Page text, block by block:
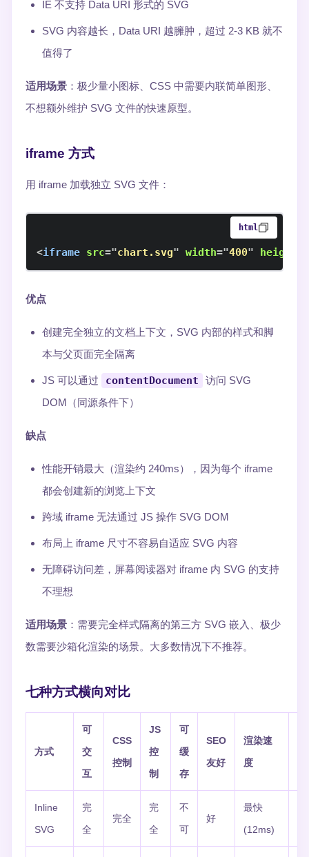
IE 不支持 Data URI 形式的 SVG
SVG 内容越长，Data URI 越臃肿，超过 2-3 KB 就不
值得了
适用场景 ：极少量小图标、CSS 中需要内联简单图形、
不想额外维护 SVG 文件的快速原型。
iframe 方式
用 iframe 加载独立 SVG 文件：
html
<iframe src="chart.svg" width="400" height
优点
创建完全独立的文档上下文，SVG 内部的样式和脚
本与父页面完全隔离
JS 可以通过 contentDocument
访问 SVG
DOM（同源条件下）
缺点
性能开销最大（渲染约 240ms），因为每个 iframe
都会创建新的浏览上下文
跨域 iframe 无法通过 JS 操作 SVG DOM
布局上 iframe 尺寸不容易自适应 SVG 内容
无障碍访问差，屏幕阅读器对 iframe 内 SVG 的支持
不理想
适用场景 ：需要完全样式隔离的第三方 SVG 嵌入、极少
数需要沙箱化渲染的场景。大多数情况下不推荐。
七种方式横向对比
方式
可
交
互
CSS
控制
JS
控
制
可
缓
存
SEO
友好
渲染速
度
Inline
SVG
完
全
完全
完
全
不
可
好
最快
(12ms)